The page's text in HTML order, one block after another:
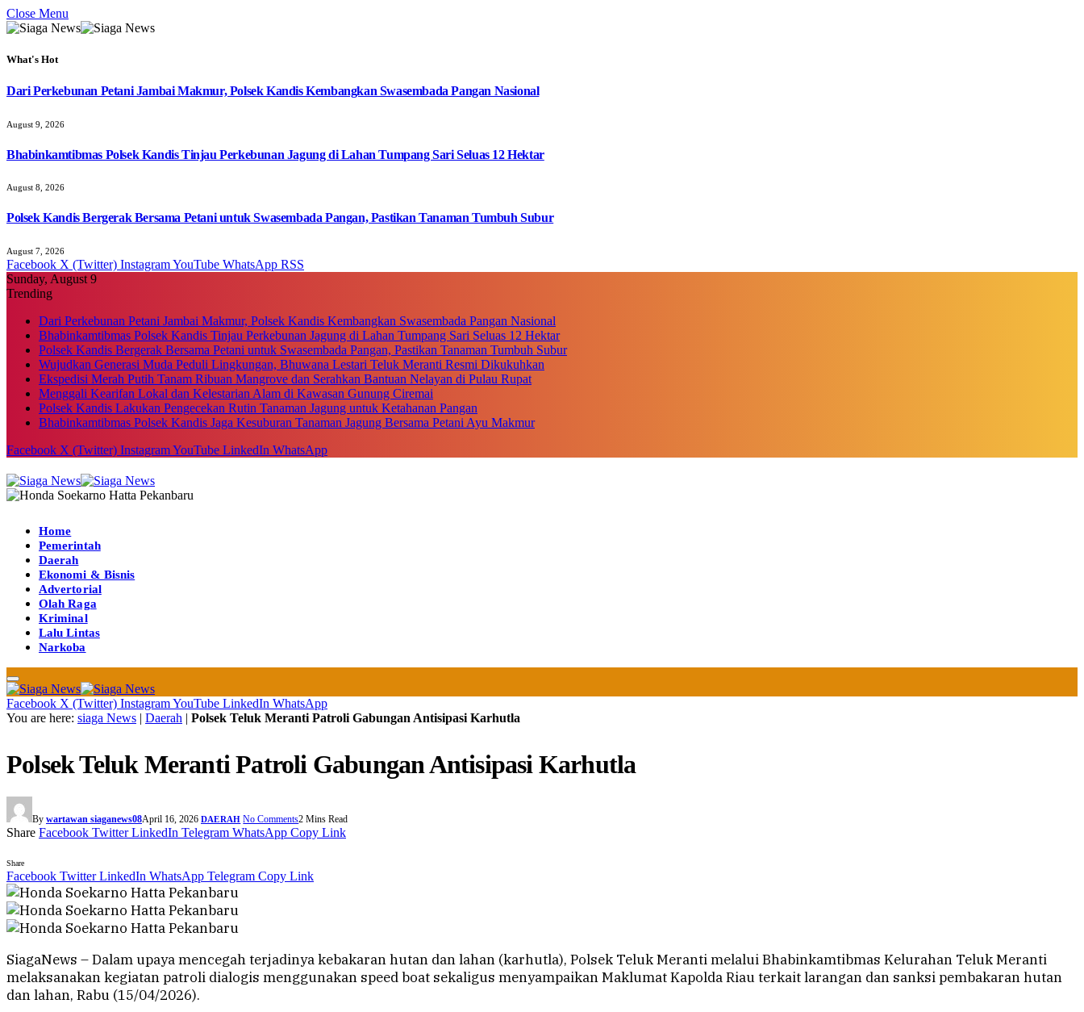
Close Menu
What's Hot
Dari Perkebunan Petani Jambai Makmur, Polsek Kandis Kembangkan Swasembada Pangan Nasional
August 9, 2026
Bhabinkamtibmas Polsek Kandis Tinjau Perkebunan Jagung di Lahan Tumpang Sari Seluas 12 Hektar
August 8, 2026
Polsek Kandis Bergerak Bersama Petani untuk Swasembada Pangan, Pastikan Tanaman Tumbuh Subur
August 7, 2026
Facebook X (Twitter) InstagramYouTube WhatsApp RSS
Sunday, August 9
Trending
Dari Perkebunan Petani Jambai Makmur, Polsek Kandis Kembangkan Swasembada Pangan Nasional
Bhabinkamtibmas Polsek Kandis Tinjau Perkebunan Jagung di Lahan Tumpang Sari Seluas 12 Hektar
Polsek Kandis Bergerak Bersama Petani untuk Swasembada Pangan, Pastikan Tanaman Tumbuh Subur
Wujudkan Generasi Muda Peduli Lingkungan, Bhuwana Lestari Teluk Meranti Resmi Dikukuhkan
Ekspedisi Merah Putih Tanam Ribuan Mangrove dan Serahkan Bantuan Nelayan di Pulau Rupat
Menggali Kearifan Lokal dan Kelestarian Alam di Kawasan Gunung Ciremai
Polsek Kandis Lakukan Pengecekan Rutin Tanaman Jagung untuk Ketahanan Pangan
Bhabinkamtibmas Polsek Kandis Jaga Kesuburan Tanaman Jagung Bersama Petani Ayu Makmur
Facebook X (Twitter) InstagramYouTube LinkedIn WhatsApp
Home
Pemerintah
Daerah
Ekonomi & Bisnis
Advertorial
Olah Raga
Kriminal
Lalu Lintas
Narkoba
Facebook X (Twitter) InstagramYouTube LinkedIn WhatsApp
You are here: siaga News | Daerah | Polsek Teluk Meranti Patroli Gabungan Antisipasi Karhutla
Polsek Teluk Meranti Patroli Gabungan Antisipasi Karhutla
By wartawan siaganews08April 16, 2026 DAERAH No Comments2 Mins Read
Share Facebook Twitter LinkedIn Telegram WhatsApp Copy Link
Share
Facebook Twitter LinkedIn WhatsApp Telegram Copy Link
SiagaNews – Dalam upaya mencegah terjadinya kebakaran hutan dan lahan (karhutla), Polsek Teluk Meranti melalui Bhabinkamtibmas Kelurahan Teluk Meranti
melaksanakan kegiatan patroli dialogis menggunakan speed boat sekaligus menyampaikan Maklumat Kapolda Riau terkait larangan dan sanksi pembakaran hutan
dan lahan, Rabu (15/04/2026).